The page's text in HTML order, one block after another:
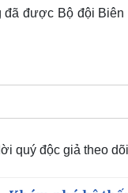
đã được Bộ đội
quý độc giả theo